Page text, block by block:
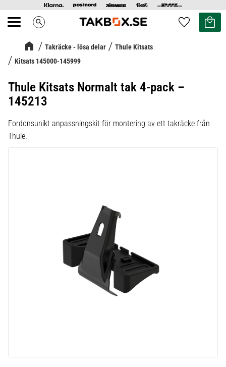
Meny search Favoriter
Kundvagn
Takräcke - lösa delar
Thule Kitsats
Kitsats 145000-145999
Thule Kitsats Normalt tak 4-pack –
145213
Fordonsunikt anpassningskit för montering av ett takräcke från
Thule.